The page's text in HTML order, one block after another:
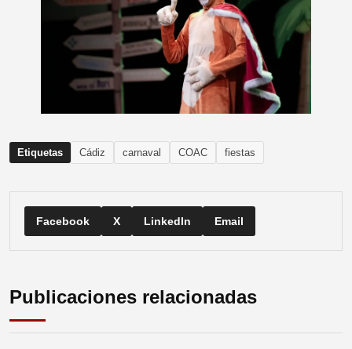
Etiquetas Cádiz carnaval COAC fiestas
Facebook X LinkedIn Email
Publicaciones relacionadas